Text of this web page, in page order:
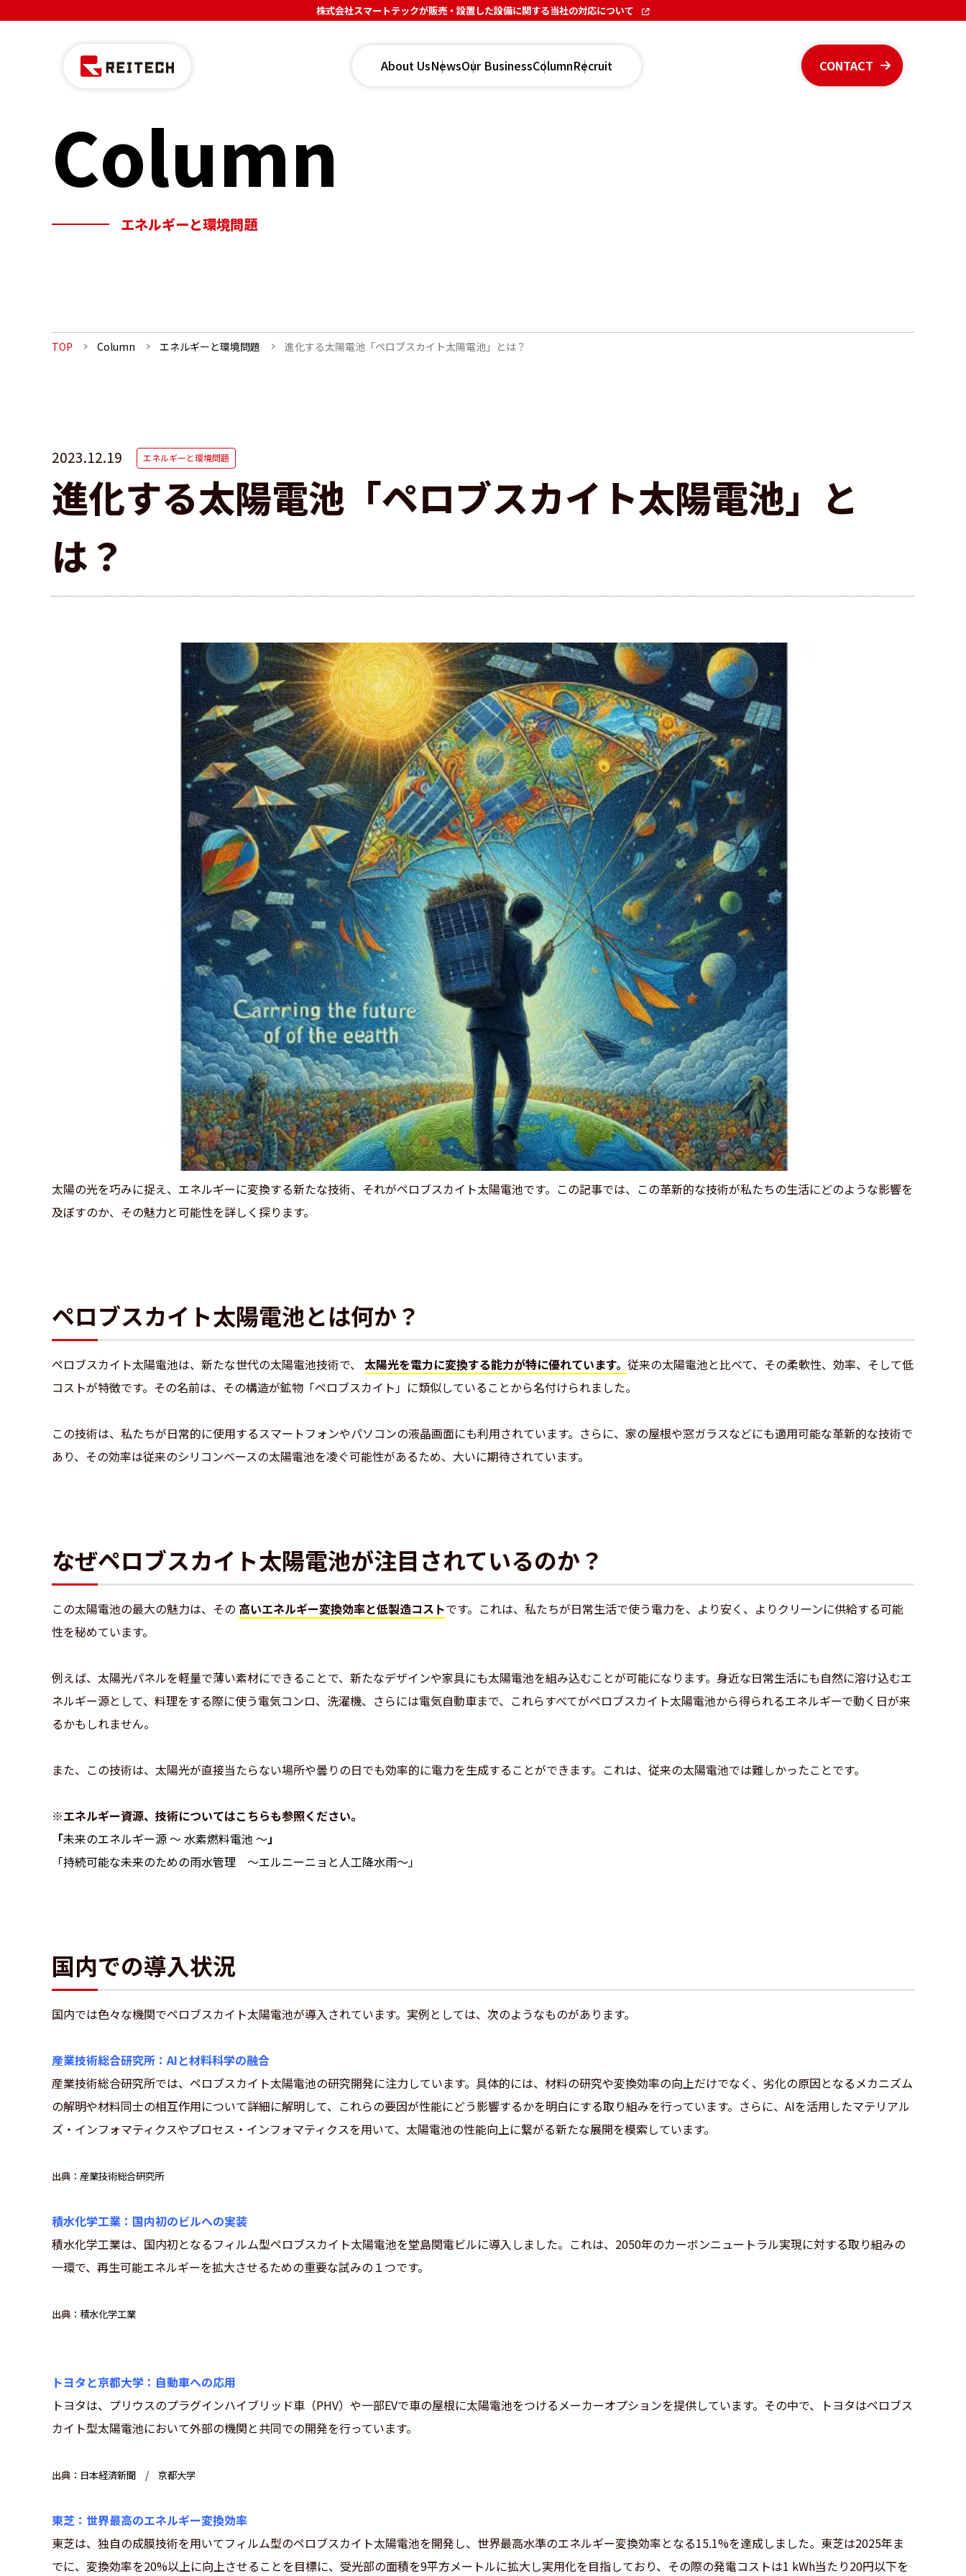
株式会社スマートテックが販売・設置した設備に関する当社の対応について
About UsNewsOur BusinessColumnRecruit CONTACT
Column
エネルギーと環境問題
TOP Column エネルギーと環境問題 進化する太陽電池「ペロブスカイト太陽電池」とは？
2023.12.19 エネルギーと環境問題
進化する太陽電池「ペロブスカイト太陽電池」と
は？
太陽の光を巧みに捉え、エネルギーに変換する新たな技術、それがペロブスカイト太陽電池です。この記事では、この革新的な技術が私たちの生活にどのような影響を
及ぼすのか、その魅力と可能性を詳しく探ります。
ペロブスカイト太陽電池とは何か？
ペロブスカイト太陽電池は、新たな世代の太陽電池技術で、 太陽光を電力に変換する能力が特に優れています。 従来の太陽電池と比べて、その柔軟性、効率、そして低
コストが特徴です。その名前は、その構造が鉱物「ペロブスカイト」に類似していることから名付けられました。
この技術は、私たちが日常的に使用するスマートフォンやパソコンの液晶画面にも利用されています。さらに、家の屋根や窓ガラスなどにも適用可能な革新的な技術で
あり、その効率は従来のシリコンベースの太陽電池を凌ぐ可能性があるため、大いに期待されています。
なぜペロブスカイト太陽電池が注目されているのか？
この太陽電池の最大の魅力は、その 高いエネルギー変換効率と低製造コストです。これは、私たちが日常生活で使う電力を、より安く、よりクリーンに供給する可能
性を秘めています。
例えば、太陽光パネルを軽量で薄い素材にできることで、新たなデザインや家具にも太陽電池を組み込むことが可能になります。身近な日常生活にも自然に溶け込むエ
ネルギー源として、料理をする際に使う電気コンロ、洗濯機、さらには電気自動車まで、これらすべてがペロブスカイト太陽電池から得られるエネルギーで動く日が来
るかもしれません。
また、この技術は、太陽光が直接当たらない場所や曇りの日でも効率的に電力を生成することができます。これは、従来の太陽電池では難しかったことです。
※エネルギー資源、技術についてはこちらも参照ください。
「未来のエネルギー源 ～ 水素燃料電池 ～」
「持続可能な未来のための雨水管理 ～エルニーニョと人工降水雨～」
国内での導入状況
国内では色々な機関でペロブスカイト太陽電池が導入されています。実例としては、次のようなものがあります。
産業技術総合研究所：AIと材料科学の融合
産業技術総合研究所では、ペロブスカイト太陽電池の研究開発に注力しています。具体的には、材料の研究や変換効率の向上だけでなく、劣化の原因となるメカニズム
の解明や材料同士の相互作用について詳細に解明して、これらの要因が性能にどう影響するかを明白にする取り組みを行っています。さらに、AIを活用したマテリアル
ズ・インフォマティクスやプロセス・インフォマティクスを用いて、太陽電池の性能向上に繋がる新たな展開を模索しています。
出典： 産業技術総合研究所
積水化学工業：国内初のビルへの実装
積水化学工業は、国内初となるフィルム型ペロブスカイト太陽電池を堂島関電ビルに導入しました。これは、2050年のカーボンニュートラル実現に対する取り組みの
一環で、再生可能エネルギーを拡大させるための重要な試みの１つです。
出典： 積水化学工業
トヨタと京都大学：自動車への応用
トヨタは、プリウスのプラグインハイブリッド車（PHV）や一部EVで車の屋根に太陽電池をつけるメーカーオプションを提供しています。その中で、トヨタはペロブス
カイト型太陽電池において外部の機関と共同での開発を行っています。
出典： 日本経済新聞 / 京都大学
東芝：世界最高のエネルギー変換効率
東芝は、独自の成膜技術を用いてフィルム型のペロブスカイト太陽電池を開発し、世界最高水準のエネルギー変換効率となる15.1%を達成しました。東芝は2025年ま
でに、変換効率を20%以上に向上させることを目標に、受光部の面積を9平方メートルに拡大し実用化を目指しており、その際の発電コストは1 kWh当たり20円以下を